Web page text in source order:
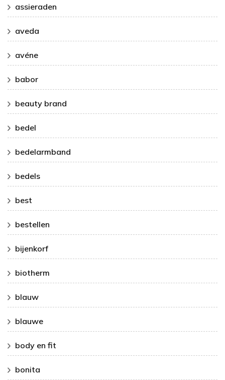
assieraden
aveda
avéne
babor
beauty brand
bedel
bedelarmband
bedels
best
bestellen
bijenkorf
biotherm
blauw
blauwe
body en fit
bonita